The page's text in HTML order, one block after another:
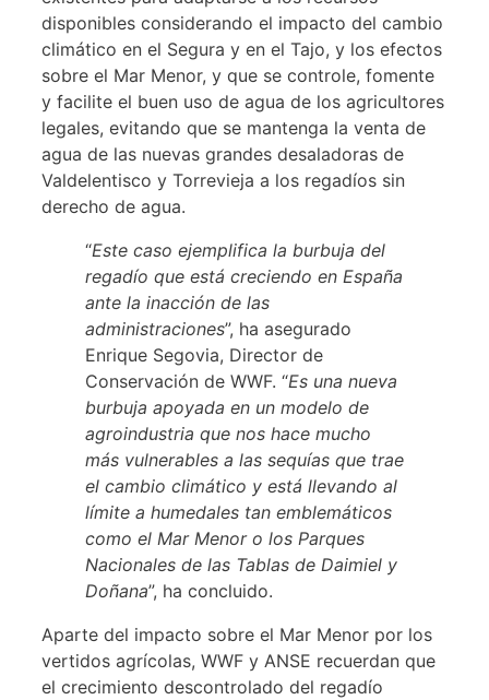
disponibles considerando el impacto del cambio
climático en el Segura y en el Tajo, y los efectos
sobre el Mar Menor, y que se controle, fomente
y facilite el buen uso de agua de los agricultores
legales, evitando que se mantenga la venta de
agua de las nuevas grandes desaladoras de
Valdelentisco y Torrevieja a los regadíos sin
derecho de agua.
“Este caso ejemplifica la burbuja del
regadío que está creciendo en España
ante la inacción de las
administraciones”, ha asegurado
Enrique Segovia, Director de
Conservación de WWF. “Es una nueva
burbuja apoyada en un modelo de
agroindustria que nos hace mucho
más vulnerables a las sequías que trae
el cambio climático y está llevando al
límite a humedales tan emblemáticos
como el Mar Menor o los Parques
Nacionales de las Tablas de Daimiel y
Doñana”, ha concluido.
Aparte del impacto sobre el Mar Menor por los
vertidos agrícolas, WWF y ANSE recuerdan que
el crecimiento descontrolado del regadío